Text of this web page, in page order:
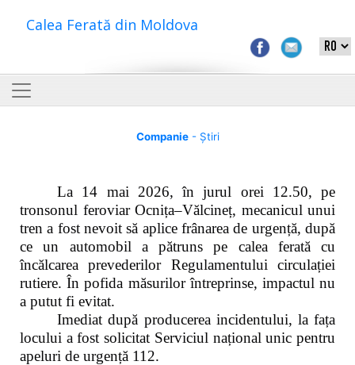
Calea Ferată din Moldova
Companie- Știri
La 14 mai 2026, în jurul orei 12.50, pe
tronsonul feroviar Ocnița–Vălcineț, mecanicul unui
tren a fost nevoit să aplice frânarea de urgență, după
ce un automobil a pătruns pe calea ferată cu
încălcarea prevederilor Regulamentului circulației
rutiere. În pofida măsurilor întreprinse, impactul nu
a putut fi evitat.
Imediat după producerea incidentului, la fața
locului a fost solicitat Serviciul național unic pentru
apeluri de urgență 112.